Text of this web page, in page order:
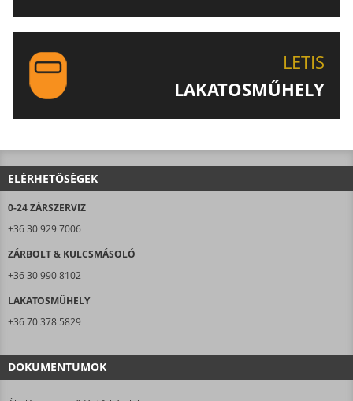
LETIS
LAKATOSMŰHELY
ELÉRHETŐSÉGEK
0-24 ZÁRSZERVIZ
+36 30 929 7006
ZÁRBOLT & KULCSMÁSOLÓ
+36 30 990 8102
LAKATOSMŰHELY
+36 70 378 5829
DOKUMENTUMOK